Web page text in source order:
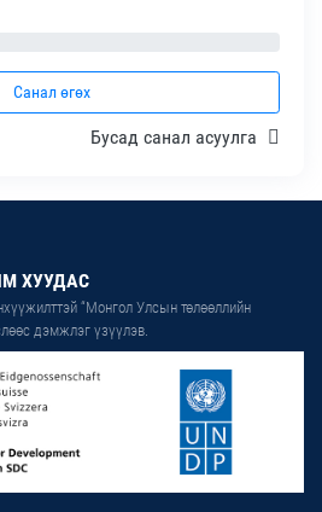
Санал өгөх
Бусад санал асуулга
ХУУДАС
“Монгол Улсын төлөөллийн
дэмжлэг үзүүлэв.